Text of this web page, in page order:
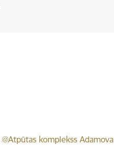
@Atpūtas komplekss Adamova